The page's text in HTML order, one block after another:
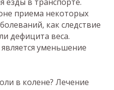
приема некоторых
как следствие
дефицита веса.
уменьшение
в колене? Лечение